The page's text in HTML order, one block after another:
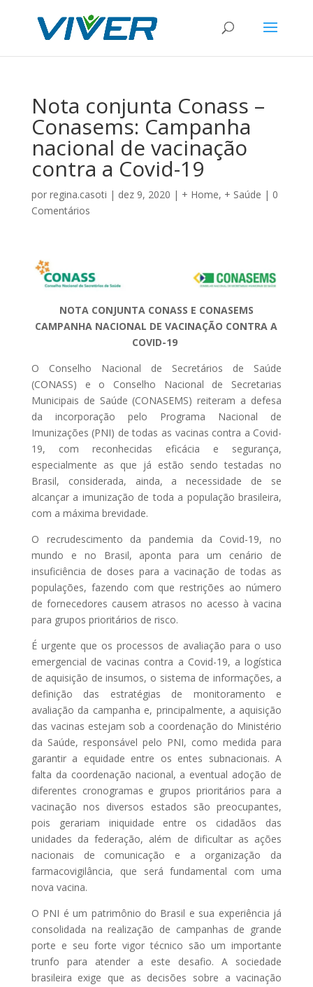
Nota conjunta Conass –
Conasems: Campanha
nacional de vacinação
contra a Covid-19
por regina.casoti | dez 9, 2020 | + Home, + Saúde | 0
Comentários
NOTA CONJUNTA CONASS E CONASEMS
CAMPANHA NACIONAL DE VACINAÇÃO CONTRA A
COVID-19
O Conselho Nacional de Secretários de Saúde
(CONASS) e o Conselho Nacional de Secretarias
Municipais de Saúde (CONASEMS) reiteram a defesa
da incorporação pelo Programa Nacional de
Imunizações (PNI) de todas as vacinas contra a Covid-
19, com reconhecidas eficácia e segurança,
especialmente as que já estão sendo testadas no
Brasil, considerada, ainda, a necessidade de se
alcançar a imunização de toda a população brasileira,
com a máxima brevidade.
O recrudescimento da pandemia da Covid-19, no
mundo e no Brasil, aponta para um cenário de
insuficiência de doses para a vacinação de todas as
populações, fazendo com que restrições ao número
de fornecedores causem atrasos no acesso à vacina
para grupos prioritários de risco.
É urgente que os processos de avaliação para o uso
emergencial de vacinas contra a Covid-19, a logística
de aquisição de insumos, o sistema de informações, a
definição das estratégias de monitoramento e
avaliação da campanha e, principalmente, a aquisição
das vacinas estejam sob a coordenação do Ministério
da Saúde, responsável pelo PNI, como medida para
garantir a equidade entre os entes subnacionais. A
falta da coordenação nacional, a eventual adoção de
diferentes cronogramas e grupos prioritários para a
vacinação nos diversos estados são preocupantes,
pois gerariam iniquidade entre os cidadãos das
unidades da federação, além de dificultar as ações
nacionais de comunicação e a organização da
farmacovigilância, que será fundamental com uma
nova vacina.
O PNI é um patrimônio do Brasil e sua experiência já
consolidada na realização de campanhas de grande
porte e seu forte vigor técnico são um importante
trunfo para atender a este desafio. A sociedade
brasileira exige que as decisões sobre a vacinação